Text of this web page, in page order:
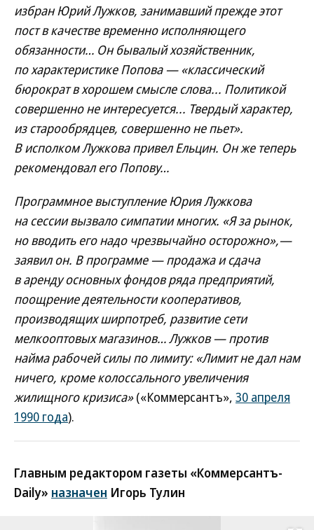
избран Юрий Лужков, занимавший прежде этот
пост в качестве временно исполняющего
обязанности… Он бывалый хозяйственник,
по характеристике Попова — «классический
бюрократ в хорошем смысле слова... Политикой
совершенно не интересуется... Твердый характер,
из старообрядцев, совершенно не пьет».
В исполком Лужкова привел Ельцин. Он же теперь
рекомендовал его Попову…
Программное выступление Юрия Лужкова
на сессии вызвало симпатии многих. «Я за рынок,
но вводить его надо чрезвычайно осторожно»,—
заявил он. В программе — продажа и сдача
в аренду основных фондов ряда предприятий,
поощрение деятельности кооперативов,
производящих ширпотреб, развитие сети
мелкооптовых магазинов… Лужков — против
найма рабочей силы по лимиту: «Лимит не дал нам
ничего, кроме колоссального увеличения
жилищного кризиса»(«Коммерсантъ», 30 апреля
1990 года).
Главным редактором газеты «Коммерсантъ-
Daily» назначен Игорь Тулин